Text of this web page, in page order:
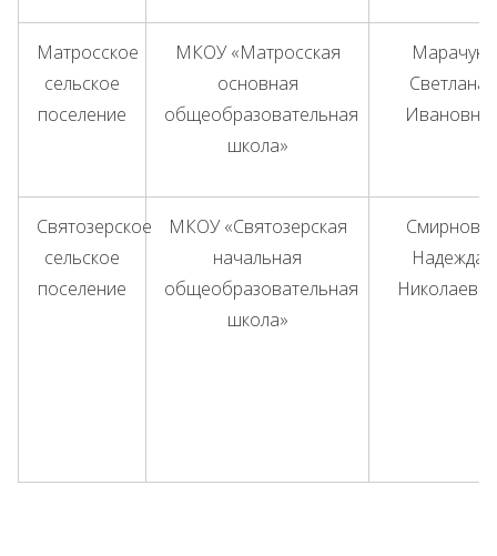
Матросское
сельское
поселение
МКОУ «Матросская
основная
общеобразовательная
школа»
Марачук
Светлана
Ивановна
Святозерское
сельское
поселение
МКОУ «Святозерская
начальная
общеобразовательная
школа»
Смирнова
Надежда
Николаевна